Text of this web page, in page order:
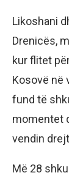
Likoshani
Drenicës,
kur flitet
Kosovë në
fund të
momentet
vendin
Më 28